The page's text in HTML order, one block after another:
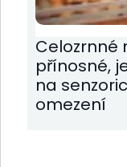
Celozrnné
přínosné,
na
omezení